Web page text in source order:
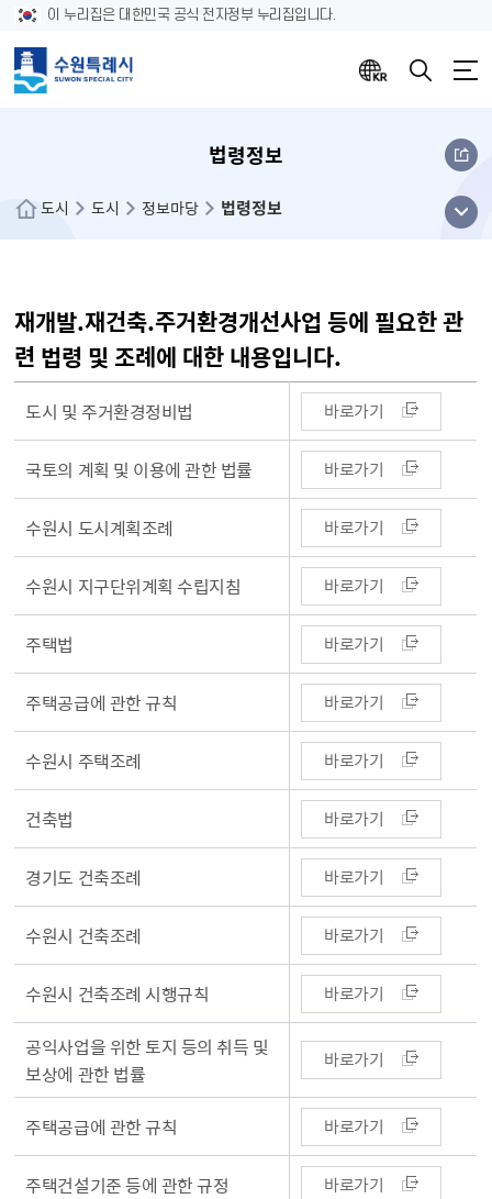
이 누리집은 대한민국 공식 전자정부 누리집입니다.
법령정보
도시 도시 정보마당 법령정보
메뉴
열기
재개발.재건축.주거환경개선사업 등에 필요한 관
련 법령 및 조례에 대한 내용입니다.
도시 및 주거환경정비법 바로가기
국토의 계획 및 이용에 관한 법률 바로가기
수원시 도시계획조례 바로가기
수원시 지구단위계획 수립지침 바로가기
주택법 바로가기
주택공급에 관한 규칙 바로가기
수원시 주택조례 바로가기
건축법 바로가기
경기도 건축조례 바로가기
수원시 건축조례 바로가기
수원시 건축조례 시행규칙 바로가기
공익사업을 위한 토지 등의 취득 및
보상에 관한 법률
바로가기
주택공급에 관한 규칙 바로가기
주택건설기준 등에 관한 규정 바로가기